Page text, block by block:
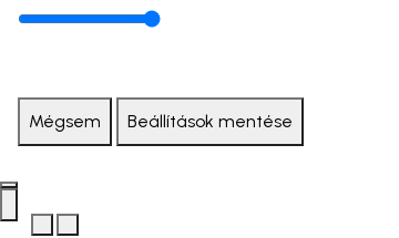
Mégsem Beállítások mentése